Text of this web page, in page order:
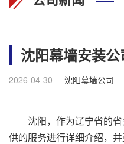
沈阳幕墙安装
2026-04-30 沈阳幕墙公司
沈阳，作为辽宁省的
供的服务进行详细介绍，